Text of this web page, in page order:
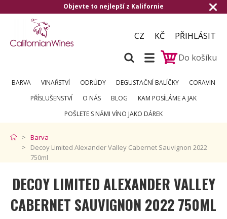
Objevte to nejlepší z Kalifornie
CZ KČ
PŘIHLÁSIT
Do košíku
BARVA VINAŘSTVÍ ODRŮDY DEGUSTAČNÍ BALÍČKY
CORAVIN
PŘÍSLUŠENSTVÍ
O NÁS BLOG
KAM POSÍLÁME A JAK
POŠLETE S NÁMI VÍNO JAKO DÁREK
Barva
Decoy Limited Alexander Valley Cabernet Sauvignon 2022
750ml
DECOY LIMITED ALEXANDER VALLEY
CABERNET SAUVIGNON 2022 750ML